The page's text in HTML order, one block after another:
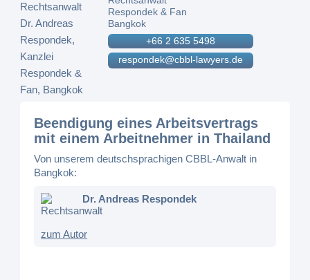
Respondek & Fan
Bangkok
+66 2 635 5498
respondek@cbbl-lawyers.de
Beendigung eines Arbeitsvertrags
mit einem Arbeitnehmer in Thailand
Von unserem deutschsprachigen CBBL-Anwalt in
Bangkok:
Dr. Andreas Respondek
Rechtsanwalt
zum Autor